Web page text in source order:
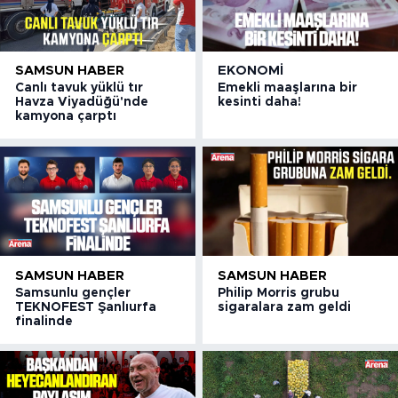
SAMSUN HABER
Canlı tavuk yüklü tır
Havza Viyadüğü'nde
kamyona çarptı
EKONOMI
Emekli maaşlarına bir
kesinti daha!
SAMSUN HABER
Samsunlu gençler
TEKNOFEST Şanlıurfa
finalinde
SAMSUN HABER
Philip Morris grubu
sigaralara zam geldi